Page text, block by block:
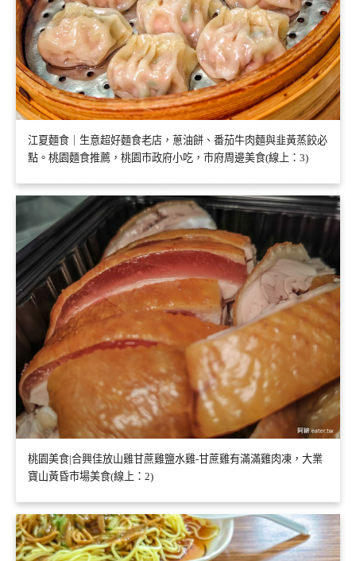
江夏麵食｜生意超好麵食老店，蔥油餅、番茄牛肉麵與韭黃蒸餃必
點。桃園麵食推薦，桃園市政府小吃，市府周邊美食(線上：3)
桃園美食|合興佳放山雞甘蔗雞鹽水雞-甘蔗雞有滿滿雞肉凍，大業
寶山黃昏市場美食(線上：2)